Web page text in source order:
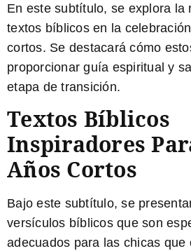
En este subtítulo, se explora la
textos bíblicos en la
cortos. Se destacará cómo
proporcionar guía espiritual y
etapa de transición.
Textos Bíblicos
Inspiradores
Años Cortos
Bajo este subtítulo, se
versículos bíblicos que son
adecuados para las chicas que